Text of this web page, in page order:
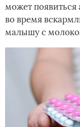
может появиться
во время
малышу с